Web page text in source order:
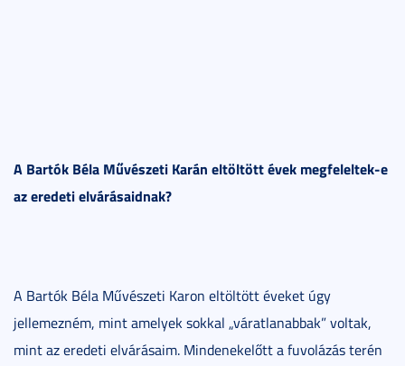
A Bartók Béla Művészeti Karán eltöltött évek megfeleltek-e
az eredeti elvárásaidnak?
A Bartók Béla Művészeti Karon eltöltött éveket úgy
jellemezném, mint amelyek sokkal „váratlanabbak” voltak,
mint az eredeti elvárásaim. Mindenekelőtt a fuvolázás terén